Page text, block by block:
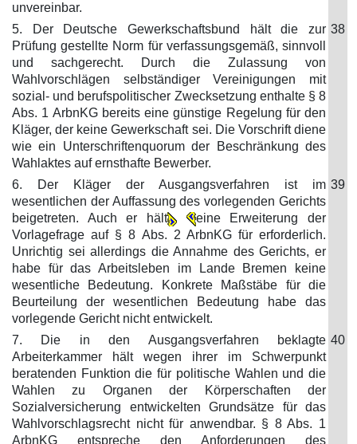
unvereinbar.
5. Der Deutsche Gewerkschaftsbund hält die zur
Prüfung gestellte Norm für verfassungsgemäß, sinnvoll
und sachgerecht. Durch die Zulassung von
Wahlvorschlägen selbständiger Vereinigungen mit
sozial- und berufspolitischer Zwecksetzung enthalte § 8
Abs. 1 ArbnKG bereits eine günstige Regelung für den
Kläger, der keine Gewerkschaft sei. Die Vorschrift diene
wie ein Unterschriftenquorum der Beschränkung des
Wahlaktes auf ernsthafte Bewerber.
38
6. Der Kläger der Ausgangsverfahren ist im
wesentlichen der Auffassung des vorlegenden Gerichts
beigetreten. Auch er hält
eine Erweiterung der
Vorlagefrage auf § 8 Abs. 2 ArbnKG für erforderlich.
Unrichtig sei allerdings die Annahme des Gerichts, er
habe für das Arbeitsleben im Lande Bremen keine
wesentliche Bedeutung. Konkrete Maßstäbe für die
Beurteilung der wesentlichen Bedeutung habe das
vorlegende Gericht nicht entwickelt.
39
7. Die in den Ausgangsverfahren beklagte
Arbeiterkammer hält wegen ihrer im Schwerpunkt
beratenden Funktion die für politische Wahlen und die
Wahlen zu Organen der Körperschaften der
Sozialversicherung entwickelten Grundsätze für das
Wahlvorschlagsrecht nicht für anwendbar. § 8 Abs. 1
ArbnKG entspreche den Anforderungen des
40